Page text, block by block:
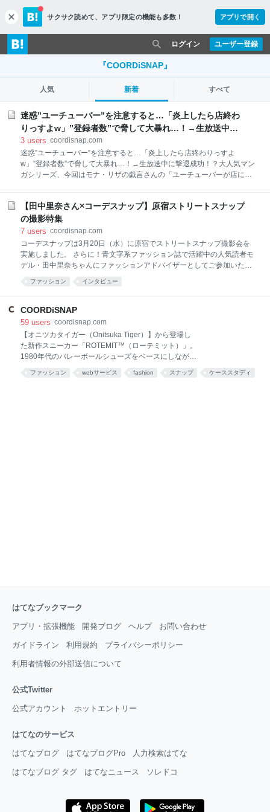
c
l
o
s
サクサク読めて、 アプリ限定の機能も多数！ アプリで開く
ユーザー登録
ログイン
『COORDiSNAP』
人気 新着 すべて
迷惑”ユーチューバー”を注意すると…「炎上したら店終わ
りっすよw」”登録者数”で脅して大暴れ…！→生放送中に
撃退成功！？ | コーデスナップ
3 users coordisnap.com
迷惑”ユーチューバー”を注意すると…「炎上したら店終わりっすよ
w」”登録者数”で脅して大暴れ…！→生放送中に撃退成功！？大人気マン
ガシリーズ、今回はモナ・リザの戯言さんの「ユーチューバーが店に突
皆が迷惑していると、とんでもない事態に発展！？ ＜＜第1話はこち
ら！＞＞ 前回のあらすじ 出典:YouTube 前回は中華料理屋で働くソラ…
その日も健気に働いていると、何やらうるさい3人組が来店… ユーチュ
ーバーのようで、勝手に生配信を行っているのでした… セルフだけで面
白いようで… 出典:YouTube このままだと他のお客さんに迷惑が… 出
典:YouTube
【田中里奈さん×コーデスナップ】原宿ストリートスナップ
の撮影特集
7 users coordisnap.com
コーデスナップは3月20日（水）に原宿でストリートスナップ撮影会を
実施しました。 さらに！青文字系ファッション誌で活躍中の人気読者モ
デル・田中里奈ちゃんにファッションアドバイザーとしてご参加いただ
て、里奈ちゃんのコメントと共にご紹介します。 田中里奈 SEDA mina
している人気読者モデル。アクセサリーブランド「Dear」を手がける。
田中里奈オフィシャルブログ twitter
ファッション インタビュー
COORDiSNAP
59 users coordisnap.com
【オニツカタイガー（Onitsuka Tiger）】から登場し
た新作スニーカー「ROTEMIT™（ローテミット）」。
1980年代のバレーボールシューズをベースにしなが
ら、異素材を組み合わせたアッパーや立体感のあるソ
ールで、現代風にアップデート。レトロ感とモダンさ
ファッション webサービス fashion スナップ ケーススタディ
はてなブックマーク
アプリ・拡張機能 開発ブログ ヘルプ お問い合わせ
ガイドライン 利用規約 プライバシーポリシー
利用者情報の外部送信について
公式Twitter
公式アカウント ホットエントリー
はてなのサービス
はてなブログ はてなブログPro 人力検索はてな
はてなブログ タグ はてなニュース ソレドコ